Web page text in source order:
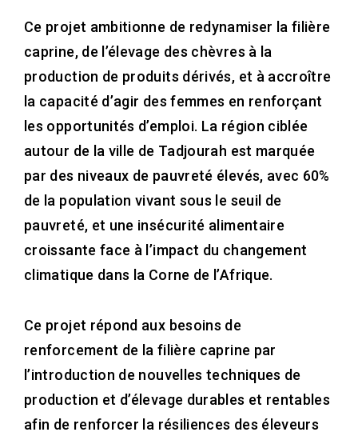
Ce projet ambitionne de redynamiser la filière
caprine, de l’élevage des chèvres à la
production de produits dérivés, et à accroître
la capacité d’agir des femmes en renforçant
les opportunités d’emploi. La région ciblée
autour de la ville de Tadjourah est marquée
par des niveaux de pauvreté élevés, avec 60%
de la population vivant sous le seuil de
pauvreté, et une insécurité alimentaire
croissante face à l’impact du changement
climatique dans la Corne de l’Afrique.
Ce projet répond aux besoins de
renforcement de la filière caprine par
l’introduction de nouvelles techniques de
production et d’élevage durables et rentables
afin de renforcer la résiliences des éleveurs